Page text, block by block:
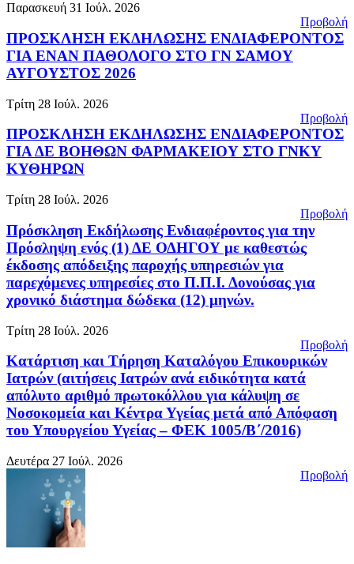
Παρασκευή 31 Ιούλ. 2026
Προβολή
ΠΡΟΣΚΛΗΣΗ ΕΚΔΗΛΩΣΗΣ ΕΝΔΙΑΦΕΡΟΝΤΟΣ
ΓΙΑ ΕΝΑΝ ΠΑΘΟΛΟΓΟ ΣΤΟ ΓΝ ΣΑΜΟΥ
ΑΥΓΟΥΣΤΟΣ 2026
Τρίτη 28 Ιούλ. 2026
Προβολή
ΠΡΟΣΚΛΗΣΗ ΕΚΔΗΛΩΣΗΣ ΕΝΔΙΑΦΕΡΟΝΤΟΣ
ΓΙΑ ΔΕ ΒΟΗΘΩΝ ΦΑΡΜΑΚΕΙΟΥ ΣΤΟ ΓΝΚΥ
ΚΥΘΗΡΩΝ
Τρίτη 28 Ιούλ. 2026
Προβολή
Πρόσκληση Εκδήλωσης Ενδιαφέροντος για την
Πρόσληψη ενός (1) ΔΕ ΟΔΗΓΟΥ με καθεστώς
έκδοσης απόδειξης παροχής υπηρεσιών για
παρεχόμενες υπηρεσίες στο Π.Π.Ι. Δονούσας για
χρονικό διάστημα δώδεκα (12) μηνών.
Τρίτη 28 Ιούλ. 2026
Προβολή
Κατάρτιση και Τήρηση Καταλόγου Επικουρικών
Ιατρών (αιτήσεις Ιατρών ανά ειδικότητα κατά
απόλυτο αριθμό πρωτοκόλλου για κάλυψη σε
Νοσοκομεία και Κέντρα Υγείας μετά από Απόφαση
του Υπουργείου Υγείας – ΦΕΚ 1005/Β΄/2016)
Δευτέρα 27 Ιούλ. 2026
Προβολή